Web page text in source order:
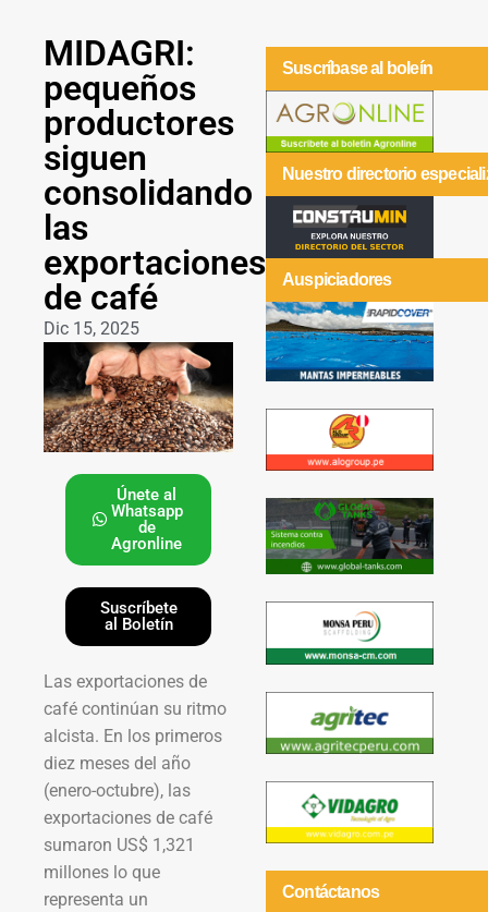
MIDAGRI:
pequeños
productores
siguen
consolidando
las
exportaciones
de café
Dic 15, 2025
Únete al
Whatsapp
de
Agronline
Suscríbete
al Boletín
Las exportaciones de
café continúan su ritmo
alcista. En los primeros
diez meses del año
(enero-octubre), las
exportaciones de café
sumaron US$ 1,321
millones lo que
representa un
Suscríbase al boleín
Nuestro directorio
Auspiciadores
Contáctanos